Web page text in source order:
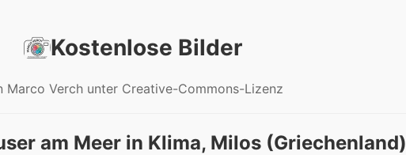
Kostenlose Bilder
Marco Verch unter Creative-Commons-Lizenz
am Meer in Klima, Milos (Griechenland)